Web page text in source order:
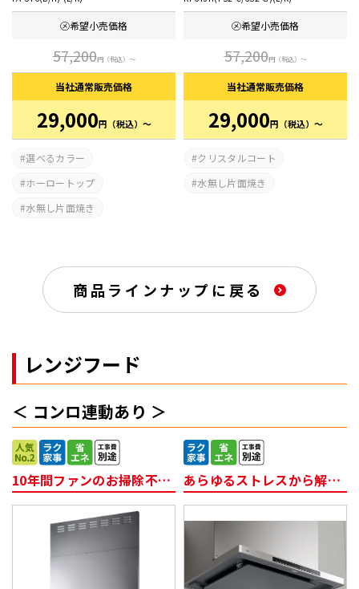
㋱希望小売価格
57,200円（税込）～
当社通常販売価格
29,000円 （税込）～
選べるカラー
ホーロートップ
水無し片面焼き
㋱希望小売価格
57,200円（税込）～
当社通常販売価格
29,000円 （税込）～
クリスタルコート
水無し片面焼き
商品ラインナップに戻る
レンジフード
コンロ連動あり
10年間ファンのお掃除不要！ あらゆるストレスから解放するひとつ上のレンジフード